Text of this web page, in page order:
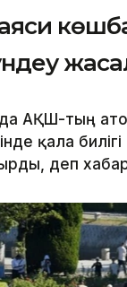
АҚШ-тың
қала
деп